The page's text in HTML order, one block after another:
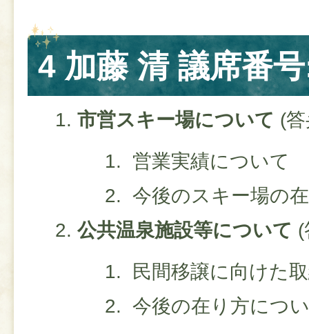
4 加藤 清 議席番
市営スキー場について (
営業実績について
今後のスキー場の
公共温泉施設等について (
民間移譲に向けた
今後の在り方につ